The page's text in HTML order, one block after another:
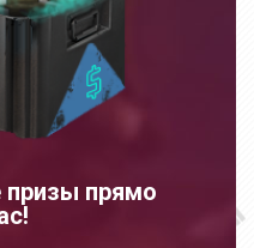
призы прямо